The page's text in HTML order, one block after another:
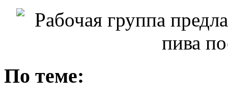
По теме: